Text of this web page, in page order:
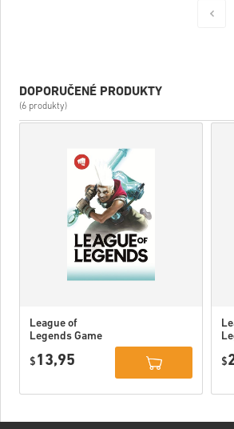
DOPORUČENÉ PRODUKTY
(6 produkty)
League of
Legends Game
$ 13,95
$